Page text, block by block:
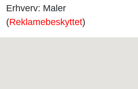
Erhverv: Maler
(Reklamebeskyttet)